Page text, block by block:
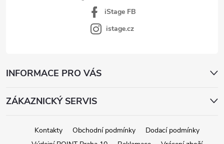
iStage FB
istage.cz
INFORMACE PRO VÁS
ZÁKAZNICKÝ SERVIS
Kontakty Obchodní podmínky
Dodací podmínky